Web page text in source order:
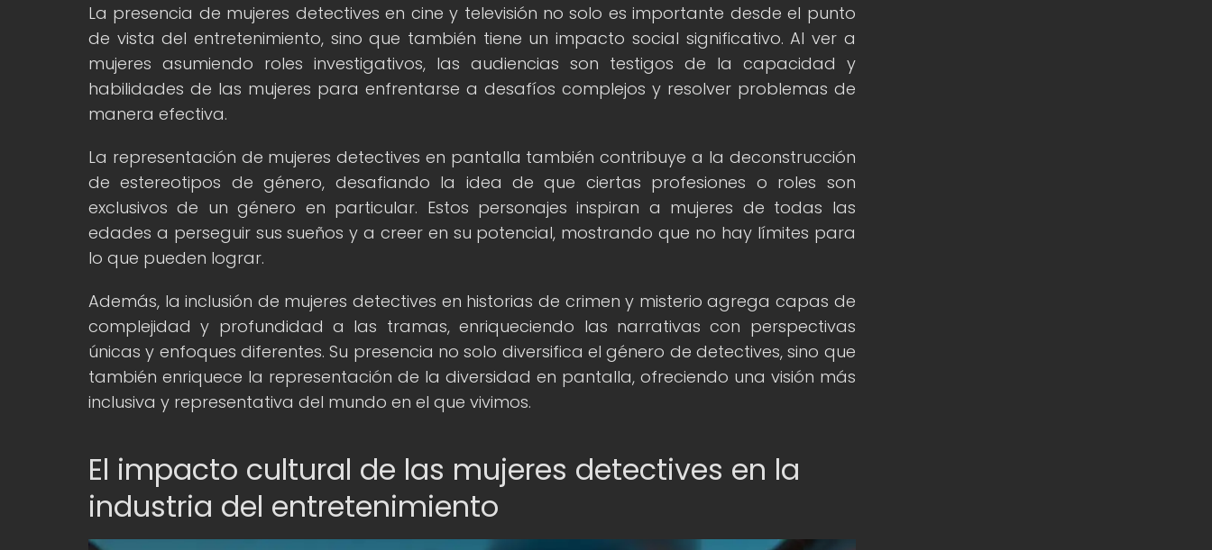
La presencia de mujeres detectives en cine y televisión no solo es importante desde el punto
de vista del entretenimiento, sino que también tiene un impacto social significativo. Al ver a
mujeres asumiendo roles investigativos, las audiencias son testigos de la capacidad y
habilidades de las mujeres para enfrentarse a desafíos complejos y resolver problemas de
manera efectiva.
La representación de mujeres detectives en pantalla también contribuye a la deconstrucción
de estereotipos de género, desafiando la idea de que ciertas profesiones o roles son
exclusivos de un género en particular. Estos personajes inspiran a mujeres de todas las
edades a perseguir sus sueños y a creer en su potencial, mostrando que no hay límites para
lo que pueden lograr.
Además, la inclusión de mujeres detectives en historias de crimen y misterio agrega capas de
complejidad y profundidad a las tramas, enriqueciendo las narrativas con perspectivas
únicas y enfoques diferentes. Su presencia no solo diversifica el género de detectives, sino que
también enriquece la representación de la diversidad en pantalla, ofreciendo una visión más
inclusiva y representativa del mundo en el que vivimos.
El impacto cultural de las mujeres detectives en la
industria del entretenimiento